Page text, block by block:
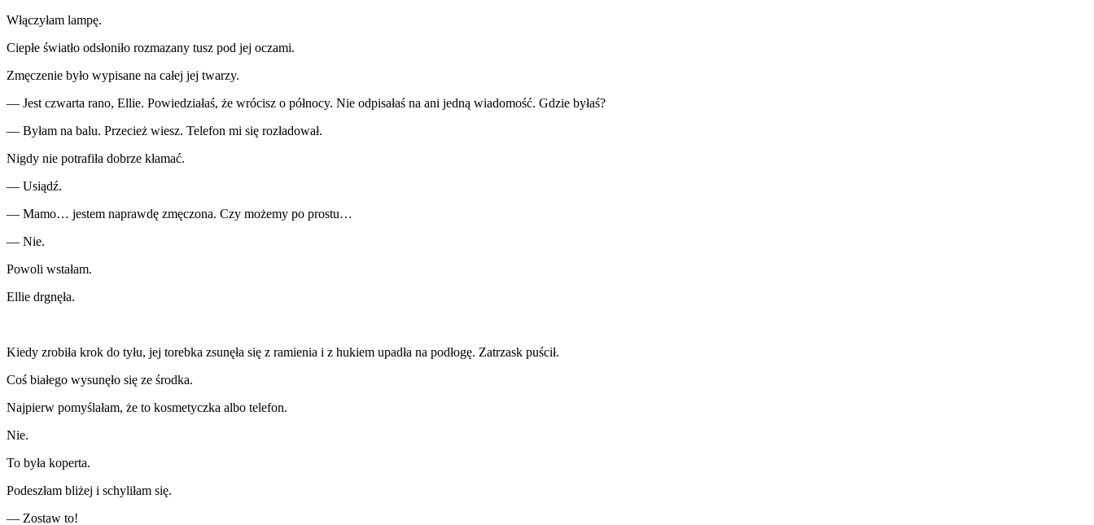
Włączyłam lampę.
Ciepłe światło odsłoniło rozmazany tusz pod jej oczami.
Zmęczenie było wypisane na całej jej twarzy.
— Jest czwarta rano, Ellie. Powiedziałaś, że wrócisz o północy. Nie odpisałaś na ani jedną wiadomość. Gdzie byłaś?
— Byłam na balu. Przecież wiesz. Telefon mi się rozładował.
Nigdy nie potrafiła dobrze kłamać.
— Usiądź.
— Mamo… jestem naprawdę zmęczona. Czy możemy po prostu…
— Nie.
Powoli wstałam.
Ellie drgnęła.
Kiedy zrobiła krok do tyłu, jej torebka zsunęła się z ramienia i z hukiem upadła na podłogę. Zatrzask puścił.
Coś białego wysunęło się ze środka.
Najpierw pomyślałam, że to kosmetyczka albo telefon.
Nie.
To była koperta.
Podeszłam bliżej i schyliłam się.
— Zostaw to!